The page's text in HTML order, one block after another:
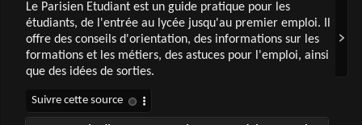
Le Parisien Etudiant est un guide pratique pour les
étudiants, de l'entrée au lycée jusqu'au premier emploi. Il
offre des conseils d'orientation, des informations sur les
formations et les métiers, des astuces pour l'emploi, ainsi
que des idées de sorties.